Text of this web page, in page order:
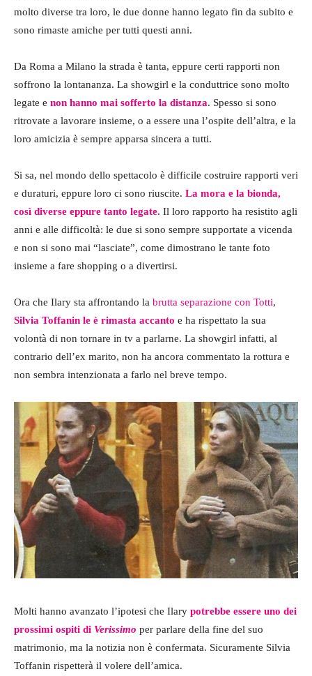
molto diverse tra loro, le due donne hanno legato fin da subito e
sono rimaste amiche per tutti questi anni.
Da Roma a Milano la strada è tanta, eppure certi rapporti non
soffrono la lontananza. La showgirl e la conduttrice sono molto
legate e non hanno mai sofferto la distanza. Spesso si sono
ritrovate a lavorare insieme, o a essere una l’ospite dell’altra, e la
loro amicizia è sempre apparsa sincera a tutti.
Si sa, nel mondo dello spettacolo è difficile costruire rapporti veri
e duraturi, eppure loro ci sono riuscite. La mora e la bionda,
così diverse eppure tanto legate. Il loro rapporto ha resistito agli
anni e alle difficoltà: le due si sono sempre supportate a vicenda
e non si sono mai “lasciate”, come dimostrano le tante foto
insieme a fare shopping o a divertirsi.
Ora che Ilary sta affrontando la brutta separazione con Totti,
Silvia Toffanin le è rimasta accanto e ha rispettato la sua
volontà di non tornare in tv a parlarne. La showgirl infatti, al
contrario dell’ex marito, non ha ancora commentato la rottura e
non sembra intenzionata a farlo nel breve tempo.
Molti hanno avanzato l’ipotesi che Ilary potrebbe essere uno dei
prossimi ospiti di Verissimo per parlare della fine del suo
matrimonio, ma la notizia non è confermata. Sicuramente Silvia
Toffanin rispetterà il volere dell’amica.